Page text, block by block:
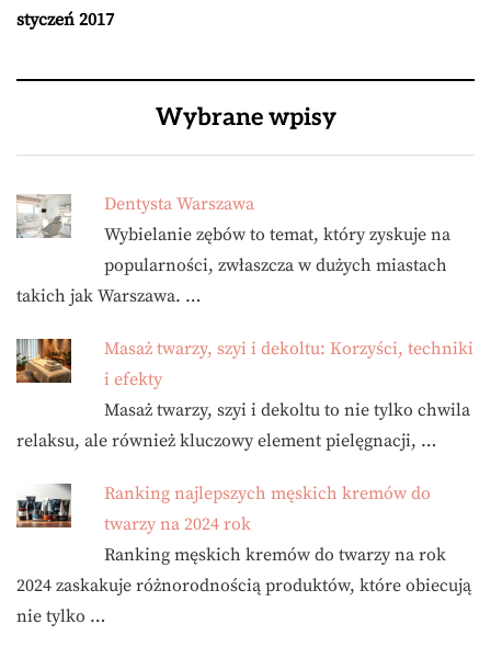
styczeń 2017
Wybrane wpisy
Dentysta Warszawa
Wybielanie zębów to temat, który zyskuje na
popularności, zwłaszcza w dużych miastach
takich jak Warszawa. …
Masaż twarzy, szyi i dekoltu: Korzyści, techniki
i efekty
Masaż twarzy, szyi i dekoltu to nie tylko chwila
relaksu, ale również kluczowy element pielęgnacji, …
Ranking najlepszych męskich kremów do
twarzy na 2024 rok
Ranking męskich kremów do twarzy na rok
2024 zaskakuje różnorodnością produktów, które obiecują
nie tylko …